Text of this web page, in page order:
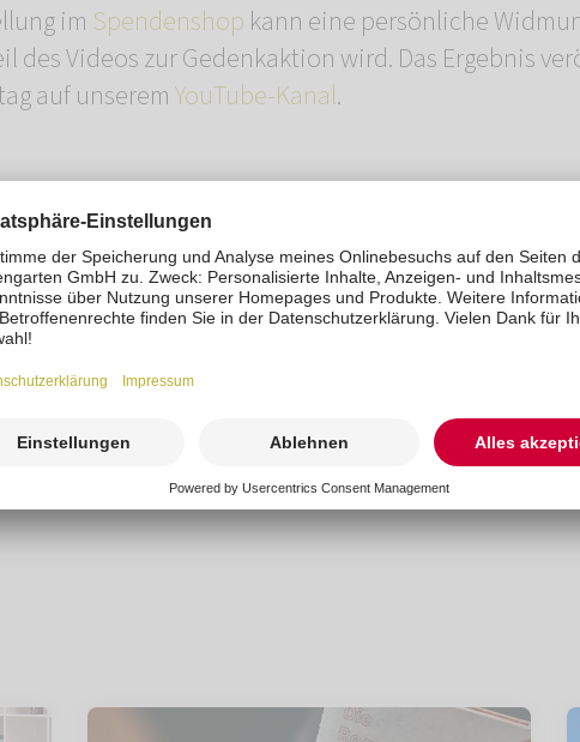
im Spendenshop kann eine persönliche
des Videos zur Gedenkaktion wird. Das Ergebnis
auf unseremYouTube-Kanal.